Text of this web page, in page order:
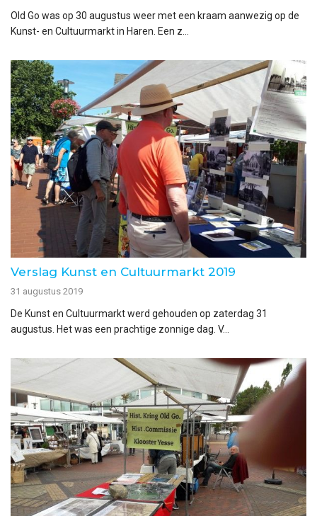
Old Go was op 30 augustus weer met een kraam aanwezig op de
Kunst- en Cultuurmarkt in Haren. Een z...
Verslag Kunst en Cultuurmarkt 2019
31 augustus 2019
De Kunst en Cultuurmarkt werd gehouden op zaterdag 31
augustus. Het was een prachtige zonnige dag. V...